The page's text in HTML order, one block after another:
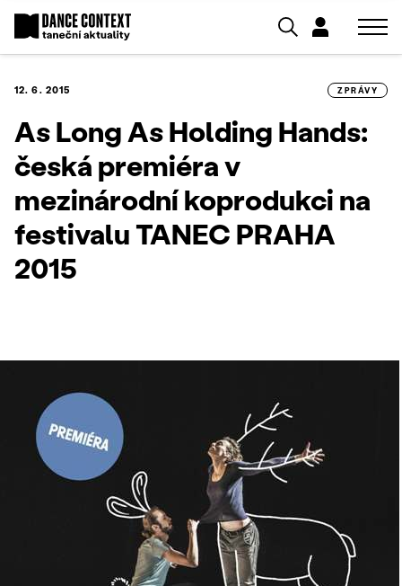
12. 6. 2015 ZPRÁVY
As Long As Holding Hands:
česká premiéra v
mezinárodní koprodukci na
festivalu TANEC PRAHA
2015